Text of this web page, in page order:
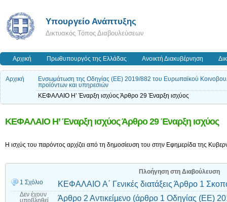
Υπουργείο Ανάπτυξης
Δικτυακός Τόπος Διαβουλεύσεων
Αρχική Πρωθυπουργός της Ελλάδας Ανοικτή Διακυβέρνηση
Αρχική
Ενσωμάτωση της Οδηγίας (ΕΕ) 2019/882 του Ευρωπαϊκού
προϊόντων και υπηρεσιών
ΚΕΦΑΛΑΙΟ Η’ Έναρξη ισχύος Άρθρο 29 Έναρξη ισχύος
ΚΕΦΑΛΑΙΟ Η’ Έναρξη ισχύος Άρθρο 29 Έναρξη ισχύος
Η ισχύς του παρόντος αρχίζει από τη δημοσίευση του στην Εφημερίδα της
Πλοήγηση στη Διαβούλευση
1 Σχόλιο
ΚΕΦΑΛΑΙΟ A΄ Γενικές διατάξεις Άρθρο 1
Δεν έχουν
υποβληθεί
Άρθρο 2 Αντικείµενο (άρθρο 1 Οδηγίας (ΕΕ)